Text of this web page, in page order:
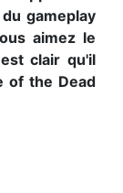
gameplay
aimez le
clair qu'il
of the Dead